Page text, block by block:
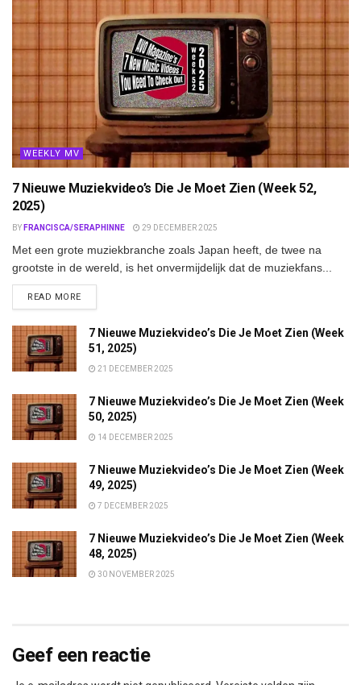
WEEKLY MV
7 Nieuwe Muziekvideo’s Die Je Moet Zien (Week 52,
2025)
BY FRANCISCA/SERAPHINNE 29 DECEMBER 2025
Met een grote muziekbranche zoals Japan heeft, de twee na
grootste in de wereld, is het onvermijdelijk dat de muziekfans...
READ MOREDETAILS
7 Nieuwe Muziekvideo’s Die Je Moet Zien (Week
51, 2025)
21 DECEMBER 2025
7 Nieuwe Muziekvideo’s Die Je Moet Zien (Week
50, 2025)
14 DECEMBER 2025
7 Nieuwe Muziekvideo’s Die Je Moet Zien (Week
49, 2025)
7 DECEMBER 2025
7 Nieuwe Muziekvideo’s Die Je Moet Zien (Week
48, 2025)
30 NOVEMBER 2025
Geef een reactie